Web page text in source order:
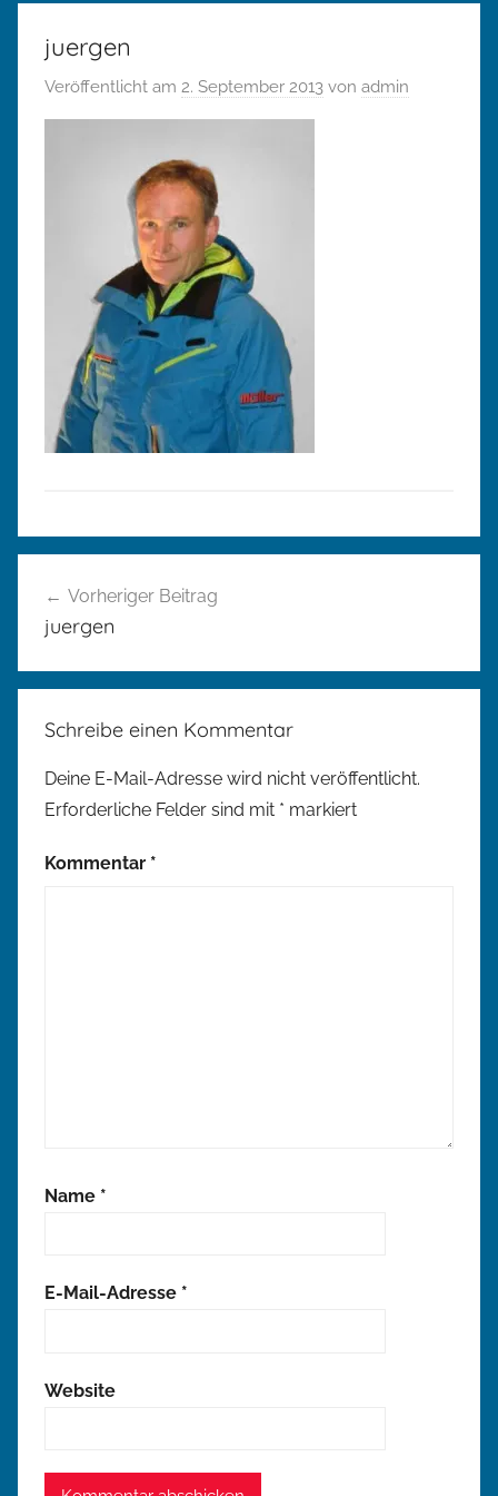
juergen
Veröffentlicht am 2. September 2013 von admin
Vorheriger Beitrag
juergen
Schreibe einen Kommentar
Deine E-Mail-Adresse wird nicht veröffentlicht.
Erforderliche Felder sind mit * markiert
Kommentar *
Name *
E-Mail-Adresse *
Website